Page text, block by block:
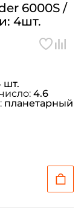
6000S /
4шт.
шт.
4.6
планетарный